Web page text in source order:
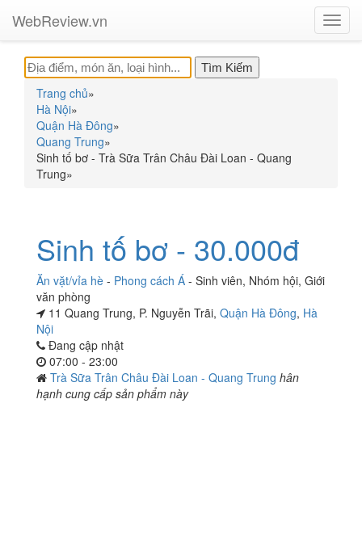
WebReview.vn
Trang chủ»
Hà Nội»
Quận Hà Đông»
Quang Trung»
Sinh tố bơ - Trà Sữa Trân Châu Đài Loan - Quang
Trung»
Sinh tố bơ - 30.000đ
Ăn vặt/vỉa hè - Phong cách Á - Sinh viên, Nhóm hội, Giới
văn phòng
11 Quang Trung, P. Nguyễn Trãi, Quận Hà Đông, Hà
Nội
Đang cập nhật
07:00 - 23:00
Trà Sữa Trân Châu Đài Loan - Quang Trung hân
hạnh cung cấp sản phẩm này